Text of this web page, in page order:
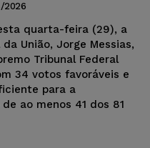
2026
quarta-feira (29), a
União, Jorge Messias,
Tribunal Federal
34 votos favoráveis e
para a
ao menos 41 dos 81